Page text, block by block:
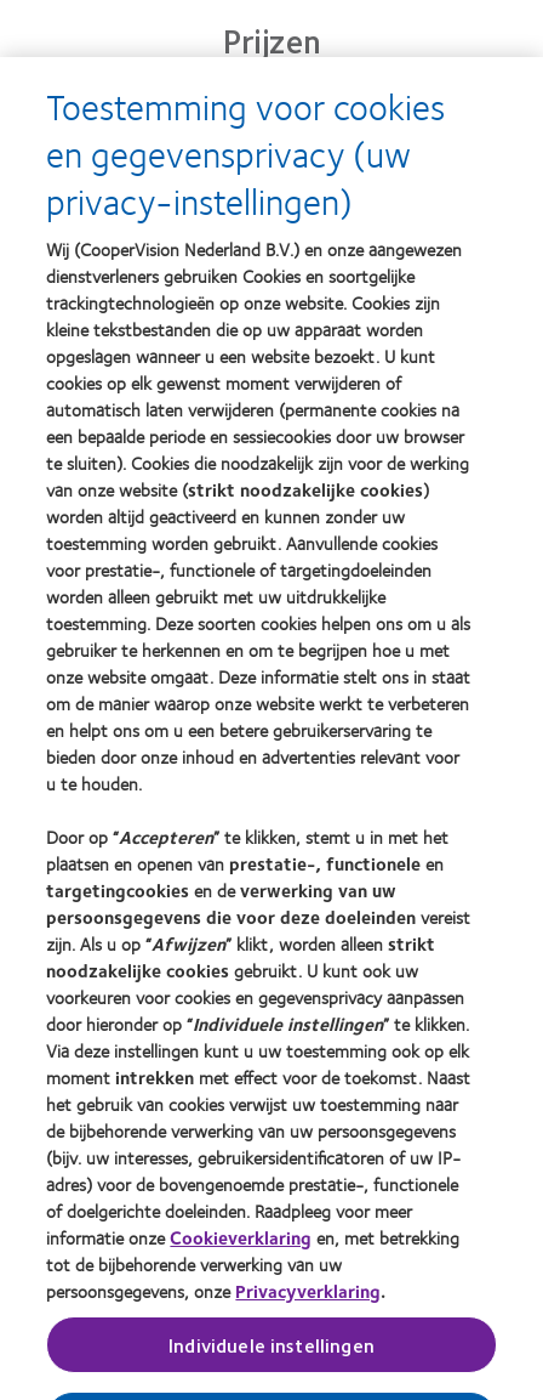
Prijzen
Learn
more
about
Silmo
best
product
award
met
MyDay™
(2013)
Learn
more
about
Contact
Lens
Product
of
the
Year
(2013)
Learn
more
about
2012
&
2010
Best
Companies
for
Leaders
(2012)
Learn
more
about
2011
Best
Factory
Awards
(2011)
Learn
more
about
ODMA
2011
(2011)
Learn
more
about
2012
REBRAND
100®
Global
Award
(2012)
Onze producten
Zoek uw contactlens
Contactlenstechnologie
Vind uw opticien
Contactlenzen en gezichtsvermogen
Nieuwe drager
Ervaren drager
Over CooperVision
Vacatures bij CooperVision
Nieuwscentrum
Contact
Legal
Privacybeleid
Cookie beleid
Servicevoorwaarden
Toestemming voor cookies
en gegevensprivacy (uw
privacy-instellingen)
Wij (CooperVision Nederland B.V.) en onze aangewezen
dienstverleners gebruiken Cookies en soortgelijke
trackingtechnologieën op onze website. Cookies zijn
kleine tekstbestanden die op uw apparaat worden
opgeslagen wanneer u een website bezoekt. U kunt
cookies op elk gewenst moment verwijderen of
automatisch laten verwijderen (permanente cookies na
een bepaalde periode en sessiecookies door uw browser
te sluiten). Cookies die noodzakelijk zijn voor de werking
van onze website (strikt noodzakelijke cookies)
worden altijd geactiveerd en kunnen zonder uw
toestemming worden gebruikt. Aanvullende cookies
voor prestatie-, functionele of targetingdoeleinden
worden alleen gebruikt met uw uitdrukkelijke
toestemming. Deze soorten cookies helpen ons om u als
gebruiker te herkennen en om te begrijpen hoe u met
onze website omgaat. Deze informatie stelt ons in staat
om de manier waarop onze website werkt te verbeteren
en helpt ons om u een betere gebruikerservaring te
bieden door onze inhoud en advertenties relevant voor
u te houden.
Door op “Accepteren” te klikken, stemt u in met het
plaatsen en openen van prestatie-, functioneleen
targetingcookiesen deverwerking van uw
persoonsgegevens die voor deze doeleindenvereist
zijn. Als u op “Afwijzen” klikt, worden alleenstrikt
noodzakelijke cookiesgebruikt. U kunt ook uw
voorkeuren voor cookies en gegevensprivacy aanpassen
door hieronder op “Individuele instellingen” te klikken.
Via deze instellingen kunt u uw toestemming ook op elk
moment intrekken met effect voor de toekomst. Naast
het gebruik van cookies verwijst uw toestemming naar
de bijbehorende verwerking van uw persoonsgegevens
(bijv. uw interesses, gebruikersidentificatoren of uw IP-
adres) voor de bovengenoemde prestatie-, functionele
of doelgerichte doeleinden. Raadpleeg voor meer
informatie onzeCookieverklaring en, met betrekking
tot de bijbehorende verwerking van uw
persoonsgegevens, onzePrivacyverklaring.
Individuele instellingen